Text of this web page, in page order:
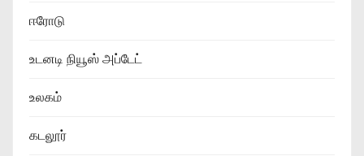
ஈரோடு
உடனடி நியூஸ் அப்டேட்
உலகம்
கடலூர்